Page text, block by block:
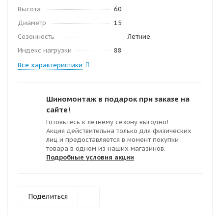
Высота
60
Диаметр
15
Сезонность
Летние
Индекс нагрузки
88
Все характеристики
Шиномонтаж в подарок при заказе на
сайте!
Готовьтесь к летнему сезону выгодно!
Акция действительна только для физических
лиц и предоставляется в момент покупки
товара в одном из наших магазинов.
Подробные условия акции
Поделиться